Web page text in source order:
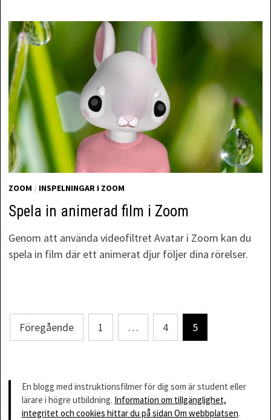
ZOOM / INSPELNINGAR I ZOOM
Spela in animerad film i Zoom
Genom att använda videofiltret Avatar i Zoom kan du
spela in film där ett animerat djur följer dina rörelser.
för
inlägg
Föregående 1 … 4 5
En blogg med instruktionsfilmer för dig som är student eller
lärare i högre utbildning. Information om tillgänglighet,
integritet och cookies hittar du på sidan Om webbplatsen.